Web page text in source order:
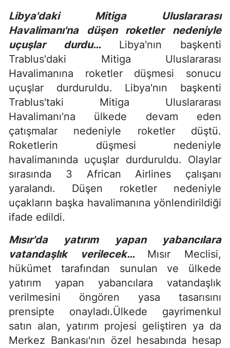
Libya'daki Mitiga Uluslararası
Havalimanı'na düşen roketler nedeniyle
uçuşlar durdu… Libya'nın başkenti
Trablus'daki Mitiga Uluslararası
Havalimanına roketler düşmesi sonucu
uçuşlar durduruldu. Libya'nın başkenti
Trablus'taki Mitiga Uluslararası
Havalimanı'na ülkede devam eden
çatışmalar nedeniyle roketler düştü.
Roketlerin düşmesi nedeniyle
havalimanında uçuşlar durduruldu. Olaylar
sırasında 3 African Airlines çalışanı
yaralandı. Düşen roketler nedeniyle
uçakların başka havalimanına yönlendirildiği
ifade edildi.
Mısır'da yatırım yapan yabancılara
vatandaşlık verilecek… Mısır Meclisi,
hükümet tarafından sunulan ve ülkede
yatırım yapan yabancılara vatandaşlık
verilmesini öngören yasa tasarısını
prensipte onayladı.Ülkede gayrimenkul
satın alan, yatırım projesi geliştiren ya da
Merkez Bankası'nın özel hesabında hesap